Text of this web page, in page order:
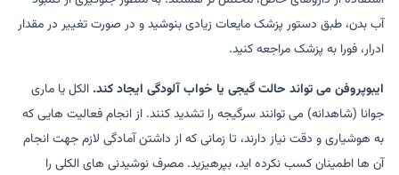
آب بدن، طبق دستور پزشک مایعات زیادی بنوشید و در صورت تغییر در مقدار
ادرار، فورا به پزشک مراجعه کنید.
ایبوپروفن می تواند حالت گیجی یا خواب آلودگی ایجاد کند. الکل یا ماری
جوانا (شاهدانه) می توانند سرگیجه را تشدید کنند. از انجام فعالیت هایی که
به هوشیاری و دقت نیاز دارند، تا زمانی که از داشتن آمادگی لازم جهت انجام
آن ها اطمینان کسب نکرده اید، بپرهیزید. مصرف نوشیدنی های الکلی را